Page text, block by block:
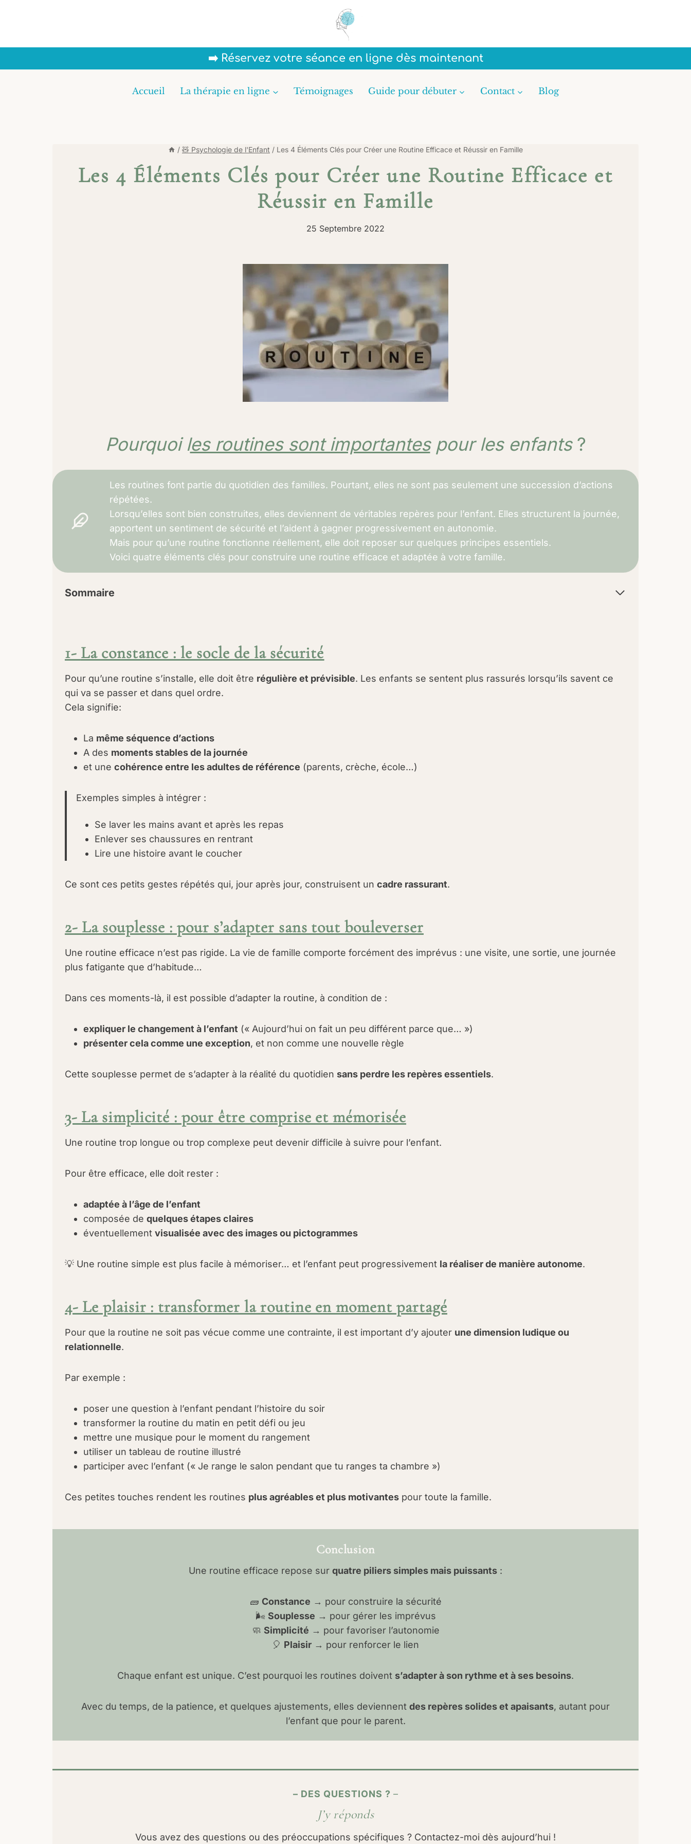
➡️ Réservez votre séance en ligne dès maintenant
Accueil La thérapie en ligne Témoignages Guide pour débuter Contact Blog
/ 🧸 Psychologie de l'Enfant / Les 4 Éléments Clés pour Créer une Routine Efficace et Réussir en Famille
Les 4 Éléments Clés pour Créer une Routine Efficace et
Réussir en Famille
25 Septembre 2022
Pourquoi les routines sont importantespour les enfants?
Les routines font partie du quotidien des familles. Pourtant, elles ne sont pas seulement une succession d’actions
répétées.
Lorsqu’elles sont bien construites, elles deviennent de véritables repères pour l’enfant. Elles structurent la journée,
apportent un sentiment de sécurité et l’aident à gagner progressivement en autonomie.
Mais pour qu’une routine fonctionne réellement, elle doit reposer sur quelques principes essentiels.
Voici quatre éléments clés pour construire une routine efficace et adaptée à votre famille.
Sommaire
1- La constance : le socle de la sécurité
Pour qu’une routine s’installe, elle doit être régulière et prévisible. Les enfants se sentent plus rassurés lorsqu’ils savent ce
qui va se passer et dans quel ordre.
Cela signifie:
La même séquence d’actions
A des moments stables de la journée
et une cohérence entre les adultes de référence (parents, crèche, école…)
Exemples simples à intégrer :
Se laver les mains avant et après les repas
Enlever ses chaussures en rentrant
Lire une histoire avant le coucher
Ce sont ces petits gestes répétés qui, jour après jour, construisent un cadre rassurant.
2- La souplesse : pour s’adapter sans tout bouleverser
Une routine efficace n’est pas rigide. La vie de famille comporte forcément des imprévus : une visite, une sortie, une journée
plus fatigante que d’habitude…
Dans ces moments-là, il est possible d’adapter la routine, à condition de :
expliquer le changement à l’enfant (« Aujourd’hui on fait un peu différent parce que… »)
présenter cela comme une exception, et non comme une nouvelle règle
Cette souplesse permet de s’adapter à la réalité du quotidien sans perdre les repères essentiels.
3- La simplicité : pour être comprise et mémorisée
Une routine trop longue ou trop complexe peut devenir difficile à suivre pour l’enfant.
Pour être efficace, elle doit rester :
adaptée à l’âge de l’enfant
composée de quelques étapes claires
éventuellement visualisée avec des images ou pictogrammes
💡 Une routine simple est plus facile à mémoriser… et l’enfant peut progressivement la réaliser de manière autonome.
4- Le plaisir : transformer la routine en moment partagé
Pour que la routine ne soit pas vécue comme une contrainte, il est important d’y ajouter une dimension ludique ou
relationnelle.
Par exemple :
poser une question à l’enfant pendant l’histoire du soir
transformer la routine du matin en petit défi ou jeu
mettre une musique pour le moment du rangement
utiliser un tableau de routine illustré
participer avec l’enfant (« Je range le salon pendant que tu ranges ta chambre »)
Ces petites touches rendent les routines plus agréables et plus motivantes pour toute la famille.
Conclusion
Une routine efficace repose sur quatre piliers simples mais puissants :
🧱 Constance → pour construire la sécurité
🌬️ Souplesse → pour gérer les imprévus
🧼 Simplicité → pour favoriser l’autonomie
🎈 Plaisir → pour renforcer le lien
Chaque enfant est unique. C’est pourquoi les routines doivent s’adapter à son rythme et à ses besoins.
Avec du temps, de la patience, et quelques ajustements, elles deviennent des repères solides et apaisants, autant pour
l’enfant que pour le parent.
– DES QUESTIONS ? –
J’y réponds
Vous avez des questions ou des préoccupations spécifiques ? Contactez-moi dès aujourd’hui !